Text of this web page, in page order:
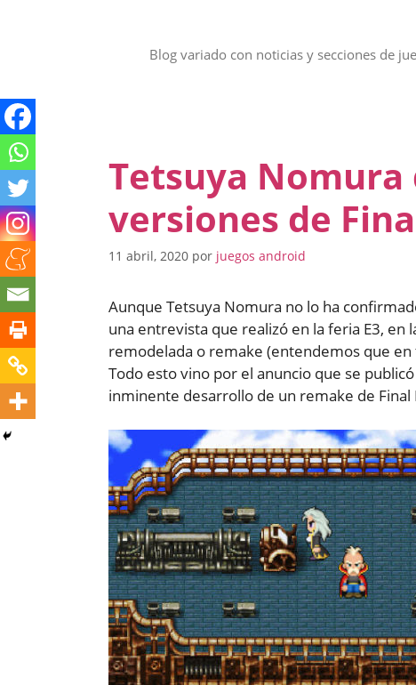
Blog variado con noticias y secciones de
Tetsuya
versiones de
11 abril, 2020 por juegos android
Aunque Tetsuya Nomura no lo ha
una entrevista que realizó en la feria E3,
remodelada o remake (entendemos que en
Todo esto vino por el anuncio que se
inminente desarrollo de un remake de Final